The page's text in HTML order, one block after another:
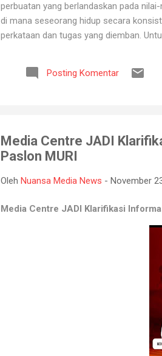
perbuatan yang berlandaskan pada
di mana seseorang hidup secara
perkataan dan tugas yang diemban.
lutut merelakan integritasnya hancur.
bersih atau baik. Seorang muslim,
Posting Komentar
Media Centre JADI
Paslon MURI
Oleh Nuansa Media News - November
Media Centre JADI Klarifikasi